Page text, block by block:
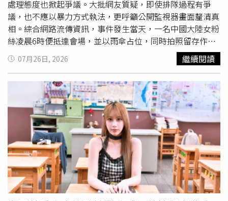
難以完成的進階醫療處置，有效降低患者痛苦及救援風險。
新北市消防局表示，未來將持續深化消防與醫療跨專業合
作，讓重大事故患者能更早獲得高品質醫療照護，進一步提
升整體緊急救護與重大創傷救援能力。
處理態度也掀起爭議。大批網友質疑，即使排隊過程有爭
議，也不應以暴力方式執法，更呼籲公開監視器畫面釐清真
相。綜合網路流傳資訊，事件發生當天，一名中國大陸女粉
絲凌晨6時便抵達會場，並以雨傘占位，同時拍照留存作為
證明。不過，活動開始前，她發現占位物品遭人移動，隨後
又被其他泰國粉絲向工作人員檢舉插隊。據稱，工作人員未
進一步查證，也未聽取女子說明，便要求她立即離開現場。
當女子準備離場時，拿出手機拍攝現場情況，卻遭多名工作
人員上前制止，雙方因此爆發激烈衝突。網路流傳影片顯
示，多名工作人員圍住女子，過程中疑似出現搶奪手機、鎖
喉、壓制頸部及拖行等肢體動作。當事人表示，拉扯期間衣
物遭扯破、手鍊斷裂，最後更被強行帶離現場，從活動樓層
押送至一樓。事件發生時，現場部分觀眾鼓掌起鬨，也引發
外界批評。此外，有網友指出，活動藝人Junior Mark當時
目睹衝突經過，但未出面制止；其經紀人事後在社群平台發
文，也遭部分網友質疑帶有嘲諷意味，認為對當事人造成二
07月26日, 2026 繼續閱讀